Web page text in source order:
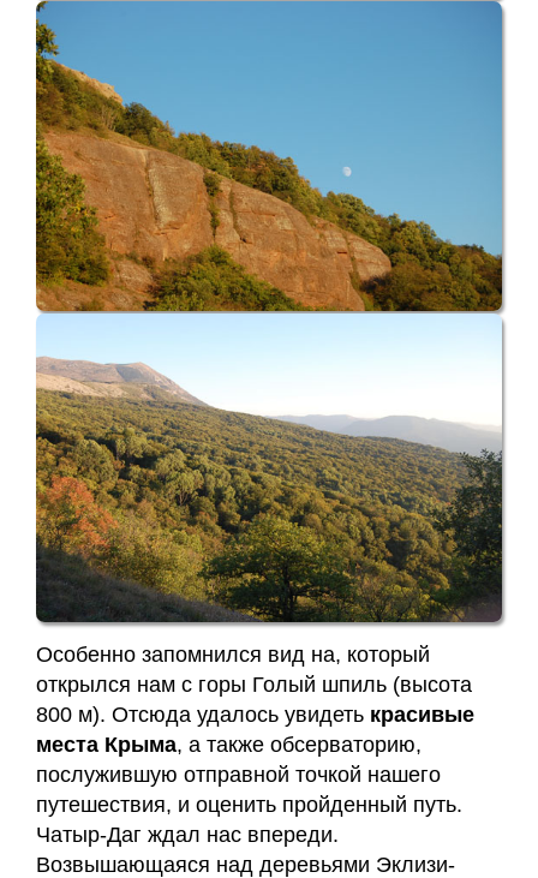
Особенно запомнился вид на, который
открылся нам с горы Голый шпиль (высота
800 м). Отсюда удалось увидеть красивые
места Крыма, а также обсерваторию,
послужившую отправной точкой нашего
путешествия, и оценить пройденный путь.
Чатыр-Даг ждал нас впереди.
Возвышающаяся над деревьями Эклизи-